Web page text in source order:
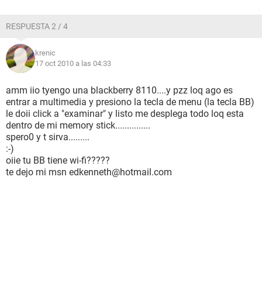
RESPUESTA 2 / 4
krenic
17 oct 2010 a las 04:33
amm iio tyengo una blackberry 8110....y pzz loq ago es
entrar a multimedia y presiono la tecla de menu (la tecla BB)
le doii click a "examinar" y listo me desplega todo loq esta
dentro de mi memory stick...............
spero0 y t sirva.........
:-)
oiie tu BB tiene wi-fi?????
te dejo mi msn edkenneth@hotmail.com